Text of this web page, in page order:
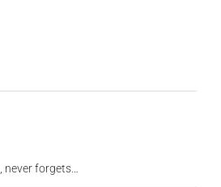
forgets…